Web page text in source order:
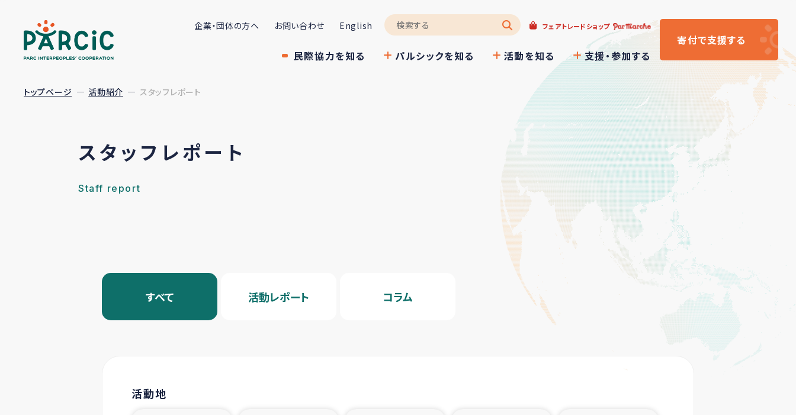
企業・団体の方へ お問い合わせ English フェアトレードショップ
民際協力を知る パルシックを知る 活動を知る 支援・参加する
寄付で支援する
トップページ 活動紹介 スタッフレポート
スタッフレポート
Staff report
すべて 活動レポート コラム
活動地